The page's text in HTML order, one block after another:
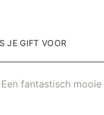
JE GIFT VOOR
fantastisch